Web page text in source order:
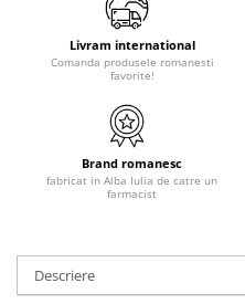
Livram international
Comanda produsele romanesti
favorite!
Brand romanesc
fabricat in Alba Iulia de catre un
farmacist
Descriere